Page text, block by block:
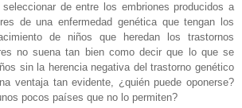
de entre los embriones producidos a
de una enfermedad genética que tengan los
de niños que heredan los trastornos
no suena tan bien como decir que lo que se
sin la herencia negativa del trastorno genético
ventaja tan evidente, ¿quién puede oponerse?
pocos países que no lo permiten?